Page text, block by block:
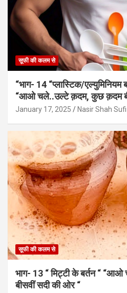
सूफी की कलम से
“भाग- 14 “प्लास्टिक/एल्युमिनियम
“आओ चले..उल्टे क़दम, कुछ क़दम
January 17, 2025 Nasir Shah Sufi
सूफी की कलम से
भाग- 13 “ मिट्टी के बर्तन “
बीसवीं सदी की ओर “